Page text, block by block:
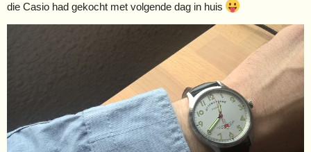
die Casio had gekocht met volgende dag in huis